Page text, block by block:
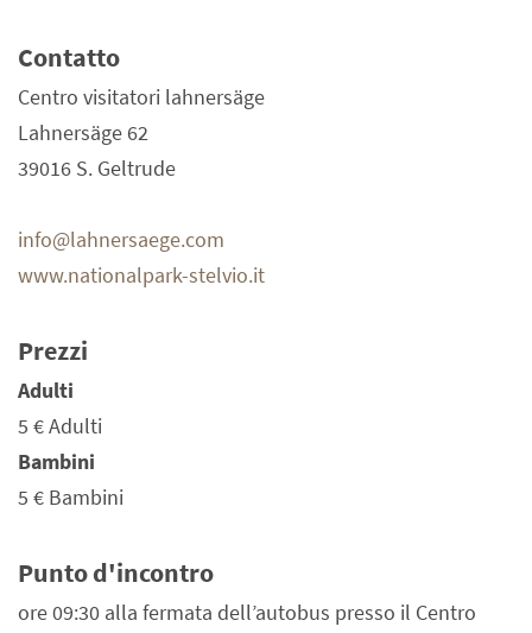
Contatto
Centro visitatori lahnersäge
Lahnersäge 62
39016 S. Geltrude
info@lahnersaege.com
www.nationalpark-stelvio.it
Prezzi
Adulti
5 €Adulti
Bambini
5 € Bambini
Punto d'incontro
ore 09:30 alla fermata dell’autobus presso il Centro